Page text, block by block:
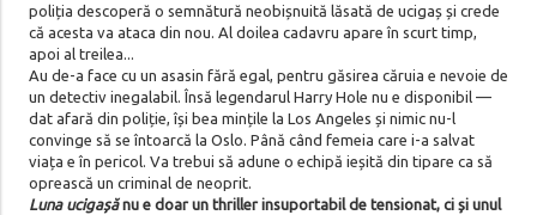
poliția descoperă o semnătură neobișnuită lăsată de ucigaș și crede
că acesta va ataca din nou. Al doilea cadavru apare în scurt timp,
apoi al treilea...
Au de-a face cu un asasin fără egal, pentru găsirea căruia e nevoie de
un detectiv inegalabil. Însă legendarul Harry Hole nu e disponibil —
dat afară din poliție, își bea mințile la Los Angeles și nimic nu-l
convinge să se întoarcă la Oslo. Până când femeia care i-a salvat
viața e în pericol. Va trebui să adune o echipă ieșită din tipare ca să
oprească un criminal de neoprit.
Luna ucigașă nu e doar un thriller insuportabil de tensionat, ci și unul